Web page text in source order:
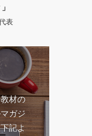
表
材の
ガジ
記よ